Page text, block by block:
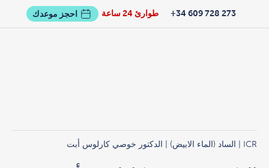
طوارئ 24 ساعة 273 728 609 34+ احجز موعدك
ICR الساد (الماء الابيض) | الدكتور خوصي كارلوس أبت